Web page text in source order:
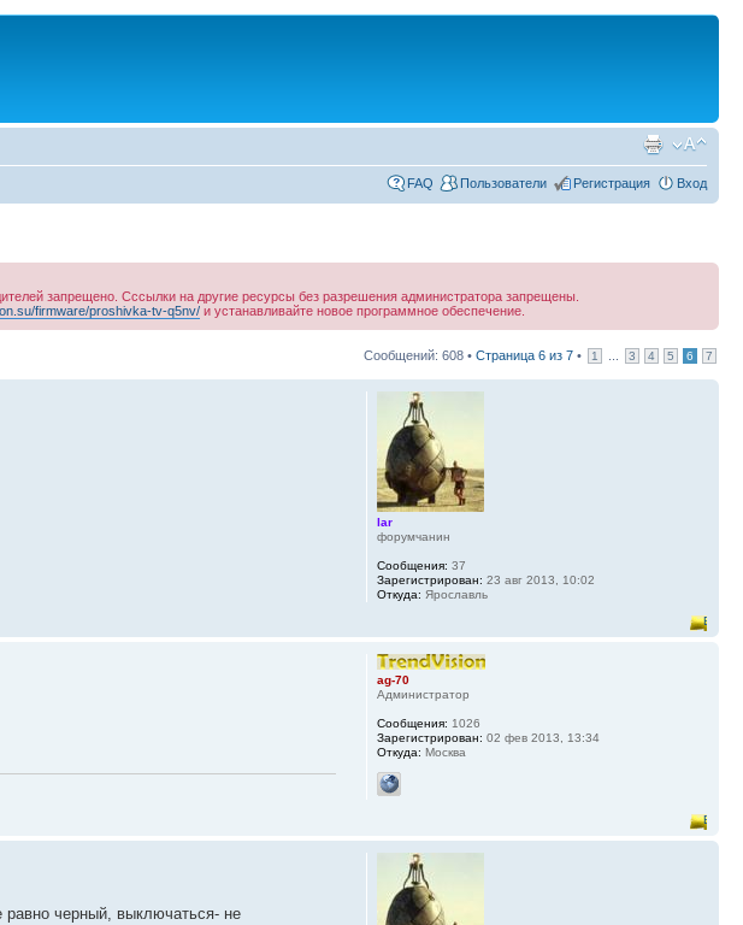
FAQ Пользователи Регистрация Вход
запрещено. Сссылки на другие ресурсы без разрешения администратора запрещены.
firmware/proshivka-tv-q5nv/ и устанавливайте новое программное обеспечение.
Сообщений: 608 • Страница 6 из 7 • 1 3 4 5 6 7
lar
форумчанин
Сообщения: 37
Зарегистрирован: 23 авг 2013, 10:02
Откуда: Ярославль
ag-70
Администратор
Сообщения: 1026
Зарегистрирован: 02 фев 2013, 13:34
Откуда: Москва
равно черный, выключаться- не